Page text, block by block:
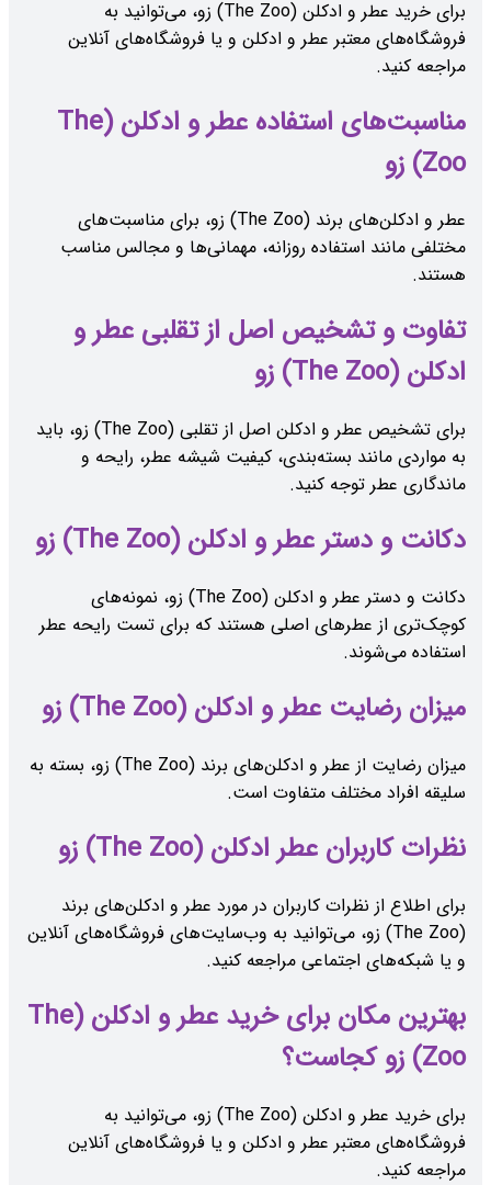
برای خرید عطر و ادکلن (The Zoo) زو، می‌توانید به
فروشگاه‌های معتبر عطر و ادکلن و یا فروشگاه‌های آنلاین
مراجعه کنید.
مناسبت‌های استفاده عطر و ادکلن (The
Zoo) زو
عطر و ادکلن‌های برند (The Zoo) زو، برای مناسبت‌های
مختلفی مانند استفاده روزانه، مهمانی‌ها و مجالس مناسب
هستند.
تفاوت و تشخیص اصل از تقلبی عطر و
ادکلن (The Zoo) زو
برای تشخیص عطر و ادکلن اصل از تقلبی (The Zoo) زو، باید
به مواردی مانند بسته‌بندی، کیفیت شیشه عطر، رایحه و
ماندگاری عطر توجه کنید.
دکانت و دستر عطر و ادکلن (The Zoo) زو
دکانت و دستر عطر و ادکلن (The Zoo) زو، نمونه‌های
کوچک‌تری از عطرهای اصلی هستند که برای تست رایحه عطر
استفاده می‌شوند.
میزان رضایت عطر و ادکلن (The Zoo) زو
میزان رضایت از عطر و ادکلن‌های برند (The Zoo) زو، بسته به
سلیقه افراد مختلف متفاوت است.
نظرات کاربران عطر ادکلن (The Zoo) زو
برای اطلاع از نظرات کاربران در مورد عطر و ادکلن‌های برند
(The Zoo) زو، می‌توانید به وب‌سایت‌های فروشگاه‌های آنلاین
و یا شبکه‌های اجتماعی مراجعه کنید.
بهترین مکان برای خرید عطر و ادکلن (The
Zoo) زو کجاست؟
برای خرید عطر و ادکلن (The Zoo) زو، می‌توانید به
فروشگاه‌های معتبر عطر و ادکلن و یا فروشگاه‌های آنلاین
مراجعه کنید.